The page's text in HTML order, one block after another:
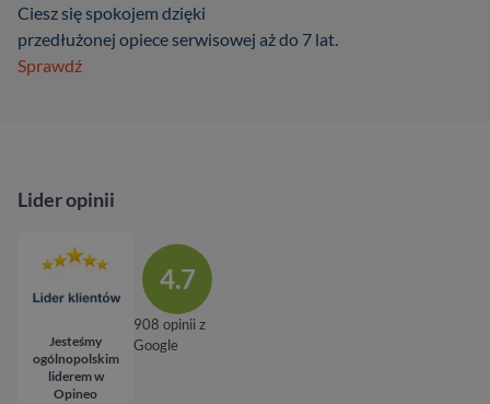
Ciesz się spokojem dzięki
przedłużonej opiece serwisowej aż do 7 lat.
Sprawdź
Lider opinii
Jesteśmy
ogólnopolskim
liderem w
Opineo
4.7
908 opinii z
Google